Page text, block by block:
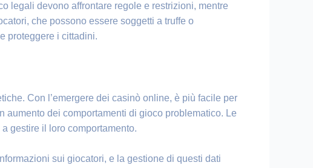
legali devono affrontare regole e restrizioni, mentre
che possono essere soggetti a truffe o
proteggere i cittadini.
Con l’emergere dei casinò online, è più facile per
dei comportamenti di gioco problematico. Le
gestire il loro comportamento.
sui giocatori, e la gestione di questi dati